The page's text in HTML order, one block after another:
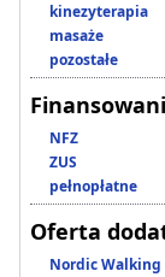
kinezyterapia
masaże
pozostałe
NFZ
ZUS
pełnopłatne
Oferta
Nordic Walking